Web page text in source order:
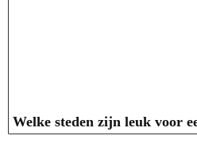
Welke steden zijn leuk voor